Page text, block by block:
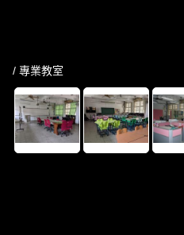
/ 專業教室